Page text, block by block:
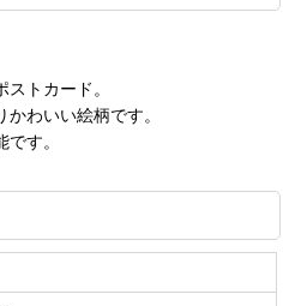
トカード。
わいい絵柄です。
す。